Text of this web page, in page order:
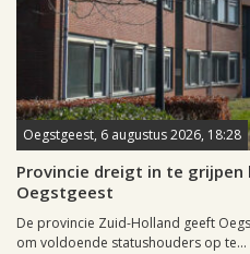
Oegstgeest, 6 augustus 2026, 18:28
Provincie dreigt in te
Oegstgeest
De provincie Zuid-Holland geeft
om voldoende statushouders op te...